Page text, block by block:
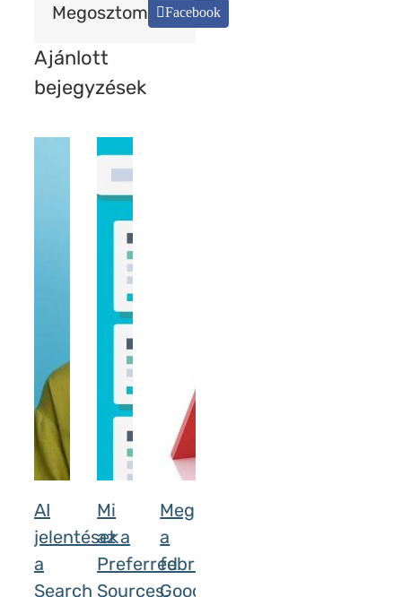
Megosztom Facebook
Ajánlott
bejegyzések
AI
jelentések
a
Search
Mi
az a
Preferred
Sources,
Megérkezett
a
februári
Google